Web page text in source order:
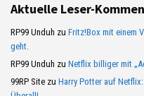
Aktuelle Leser-
RP99 Unduh zu Fritz!Box mit einem
geht.
RP99 Unduh zu Netflix billiger mit
99RP Site zu Harry Potter auf